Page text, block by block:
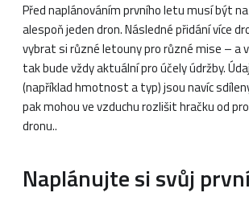
Před naplánováním prvního letu musí být
alespoň jeden dron. Následné přidání více
vybrat si různé letouny pro různé mise – a
tak bude vždy aktuální pro účely údržby.
(například hmotnost a typ) jsou navíc
pak mohou ve vzduchu rozlišit hračku od
dronu..
Naplánujte si svůj